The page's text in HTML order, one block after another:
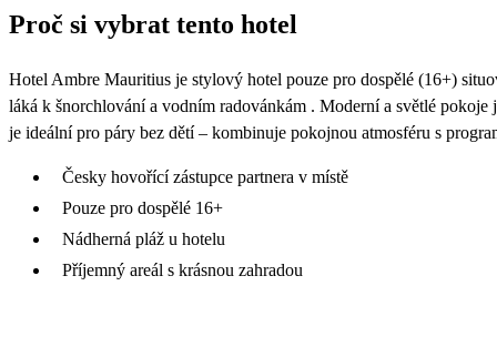
Proč si vybrat tento hotel
Hotel Ambre Mauritius je stylový hotel pouze pro dospělé (16+)
láká k šnorchlování a vodním radovánkám . Moderní a světlé
je ideální pro páry bez dětí – kombinuje pokojnou atmosféru s
Česky hovořící zástupce partnera v místě
Pouze pro dospělé 16+
Nádherná pláž u hotelu
Příjemný areál s krásnou zahradou